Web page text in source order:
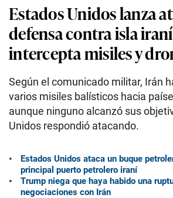
Estados Unidos lanza
defensa contra isla
intercepta misiles y
Según el comunicado militar, Irán
varios misiles balísticos hacia
aunque ninguno alcanzó sus
Unidos respondió atacando.
Estados Unidos ataca un buque
principal puerto petrolero iraní
Trump niega que haya habido una
negociaciones con Irán